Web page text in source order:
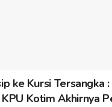
ke Kursi Tersangka
Kotim Akhirnya